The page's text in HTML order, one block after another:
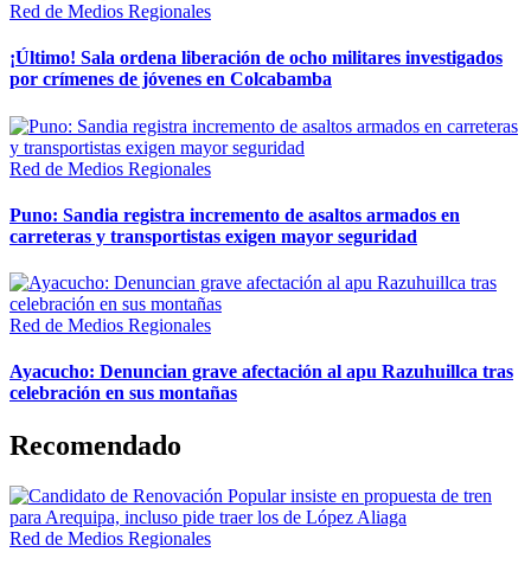
Red de Medios Regionales
¡Último! Sala ordena liberación de ocho militares investigados
por crímenes de jóvenes en Colcabamba
Red de Medios Regionales
Puno: Sandia registra incremento de asaltos armados en
carreteras y transportistas exigen mayor seguridad
Red de Medios Regionales
Ayacucho: Denuncian grave afectación al apu Razuhuillca tras
celebración en sus montañas
Recomendado
Red de Medios Regionales